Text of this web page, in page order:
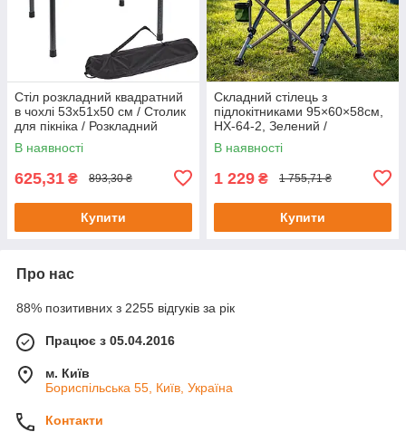
Стіл розкладний квадратний
в чохлі 53х51х50 см / Столик
для пікніка / Розкладний
туристичний столик
В наявності
625,31 ₴ 893,30 ₴
Купити
Складний стілець з
підлокітниками 95×60×58см,
HX-64-2, Зелений /
Туристичний стілець для
риболовлі / Складне крісло /
В наявності
1 229 ₴ 1 755,71 ₴
Купити
Про нас
88% позитивних з 2255 відгуків за рік
Працює з 05.04.2016
м. Київ
Бориспільська 55, Київ, Україна
Контакти